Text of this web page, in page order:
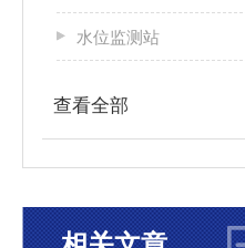
水位监测站
查看全部